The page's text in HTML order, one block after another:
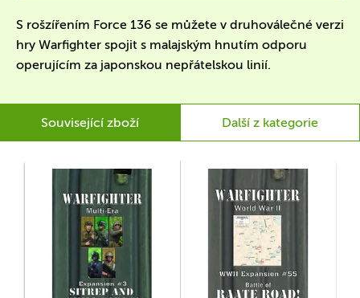
S rošzířením Force 136 se můžete v druhoválečné verzi
hry Warfighter spojit s malajským hnutím odporu
operujícím za japonskou nepřátelskou linií.
Související zboží Další z kategorie